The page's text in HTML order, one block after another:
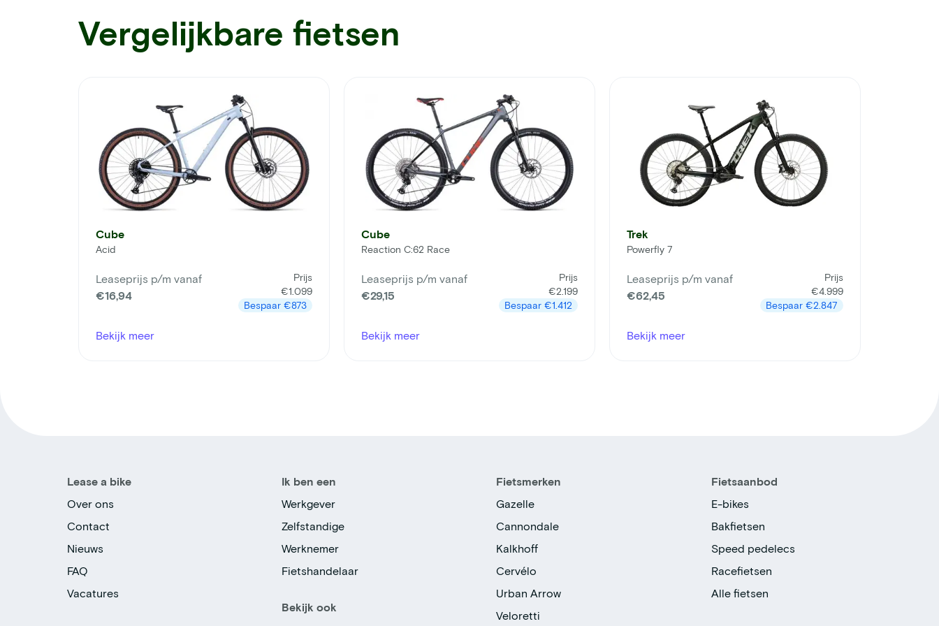
Vergelijkbare fietsen
Cube
Acid
Leaseprijs p/m vanaf
€16,94
Prijs
€1.099
Bespaar €873
Bekijk meer
Cube
Reaction C:62 Race
Leaseprijs p/m vanaf
€29,15
Prijs
€2.199
Bespaar €1.412
Bekijk meer
Trek
Powerfly 7
Leaseprijs p/m vanaf
€62,45
Prijs
€4.999
Bespaar €2.847
Bekijk meer
Lease a bike
Over ons
Contact
Nieuws
FAQ
Vacatures
Ik ben een
Werkgever
Zelfstandige
Werknemer
Fietshandelaar
Bekijk ook
Fietsmerken
Gazelle
Cannondale
Kalkhoff
Cervélo
Urban Arrow
Veloretti
Fietsaanbod
E-bikes
Bakfietsen
Speed pedelecs
Racefietsen
Alle fietsen